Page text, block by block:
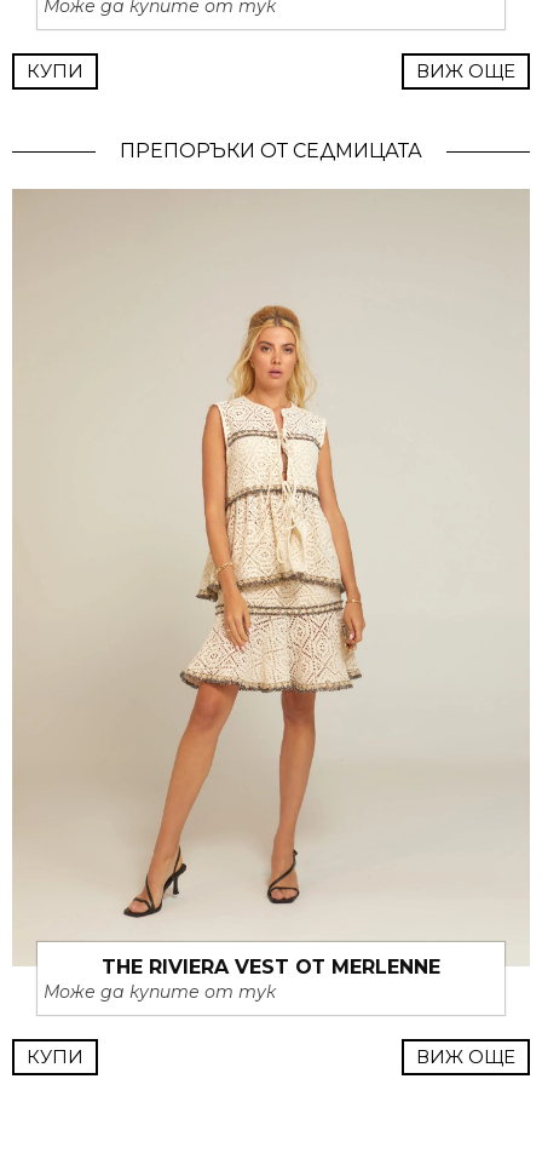
Може да купите от тук
КУПИ ВИЖ ОЩЕ
ПРЕПОРЪКИ ОТ СЕДМИЦАТА
THE RIVIERA VEST ОТ MERLENNE
Може да купите от тук
КУПИ ВИЖ ОЩЕ